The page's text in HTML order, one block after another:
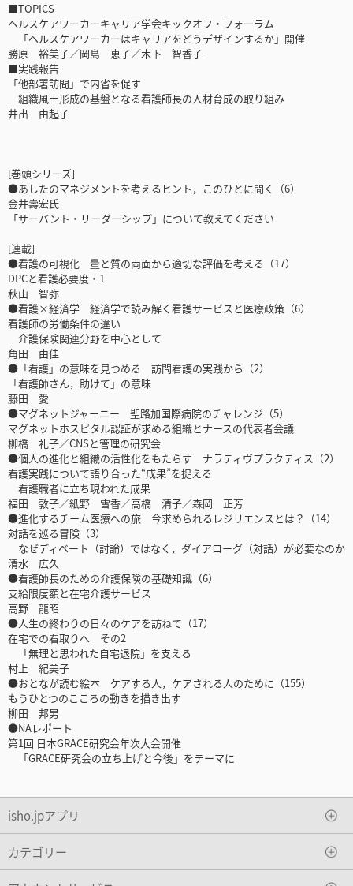
■TOPICS
ヘルスケアワーカーキャリア学会キックオフ・フォーラム
「ヘルスケアワーカーはキャリアをどうデザインするか」開催
勝原 裕美子／岡島 恵子／木下 智香子
■実践報告
「他部署訪問」で内省を促す
組織風土形成の基盤となる看護師長の人材育成の取り組み
井出 由起子
[巻頭シリーズ]
●あしたのマネジメントを考えるヒント，このひとに聞く（6）
金井壽宏氏
「サーバント・リーダーシップ」について教えてください
[連載]
●看護の可視化 量と質の両面から適切な評価を考える（17）
DPCと看護必要度・1
秋山 智弥
●看護×経済学 経済学で読み解く看護サービスと医療政策（6）
看護師の労働条件の違い
介護保険関連分野を中心として
角田 由佳
●「看護」の意味を見つめる 訪問看護の実践から（2）
「看護師さん，助けて」の意味
藤田 愛
●マグネットジャーニー 聖路加国際病院のチャレンジ（5）
マグネットホスピタル認証が求める組織とナースの代表者会議
柳橋 礼子／CNSと管理の研究会
●個人の進化と組織の活性化をもたらす ナラティヴプラクティス（2）
看護実践について語り合った“成果”を捉える
看護職者に立ち現われた成果
福田 敦子／紙野 雪香／高橋 清子／森岡 正芳
●進化するチーム医療への旅 今求められるレジリエンスとは？（14）
対話を巡る冒険（3）
なぜディベート（討論）ではなく，ダイアローグ（対話）が必要なのか
清水 広久
●看護師長のための介護保険の基礎知識（6）
支給限度額と在宅介護サービス
高野 龍昭
●人生の終わりの日々のケアを訪ねて（17）
在宅での看取りへ その2
「無理と思われた自宅退院」を支える
村上 紀美子
●おとなが読む絵本 ケアする人，ケアされる人のために（155）
もうひとつのこころの動きを描き出す
柳田 邦男
●NAレポート
第1回 日本GRACE研究会年次大会開催
「GRACE研究会の立ち上げと今後」をテーマに
isho.jpアプリ
カテゴリー